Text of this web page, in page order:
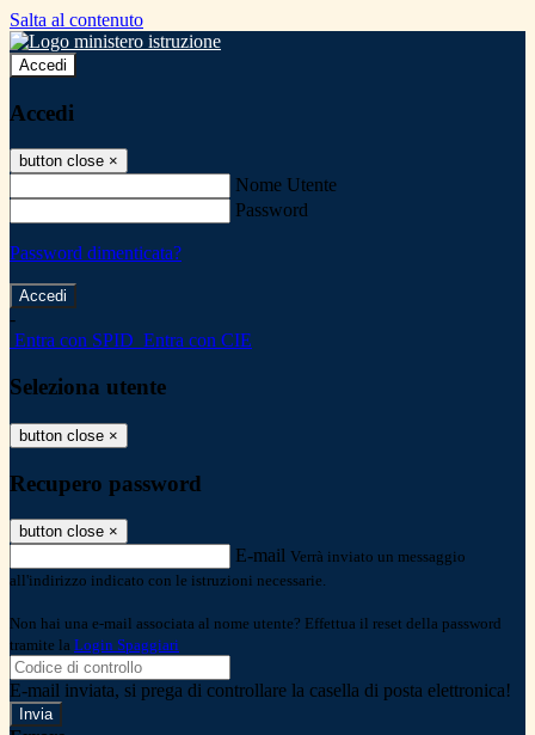
Salta al contenuto
Accedi
Accedi
button close ×
Nome Utente
Password
Password dimenticata?
-
Entra con SPID Entra con CIE
Seleziona utente
button close ×
Recupero password
button close ×
E-mail Verrà inviato un messaggio
all'indirizzo indicato con le istruzioni necessarie.
Non hai una e-mail associata al nome utente? Effettua il reset della password
tramite la Login Spaggiari
E-mail inviata, si prega di controllare la casella di posta elettronica!